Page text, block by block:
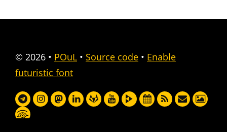
© 2026 • POuL • Source code • Enable
futuristic font